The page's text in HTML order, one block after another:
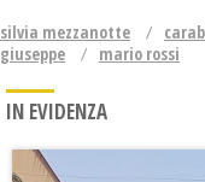
silvia mezzanotte
giuseppe
mario rossi
IN EVIDENZA